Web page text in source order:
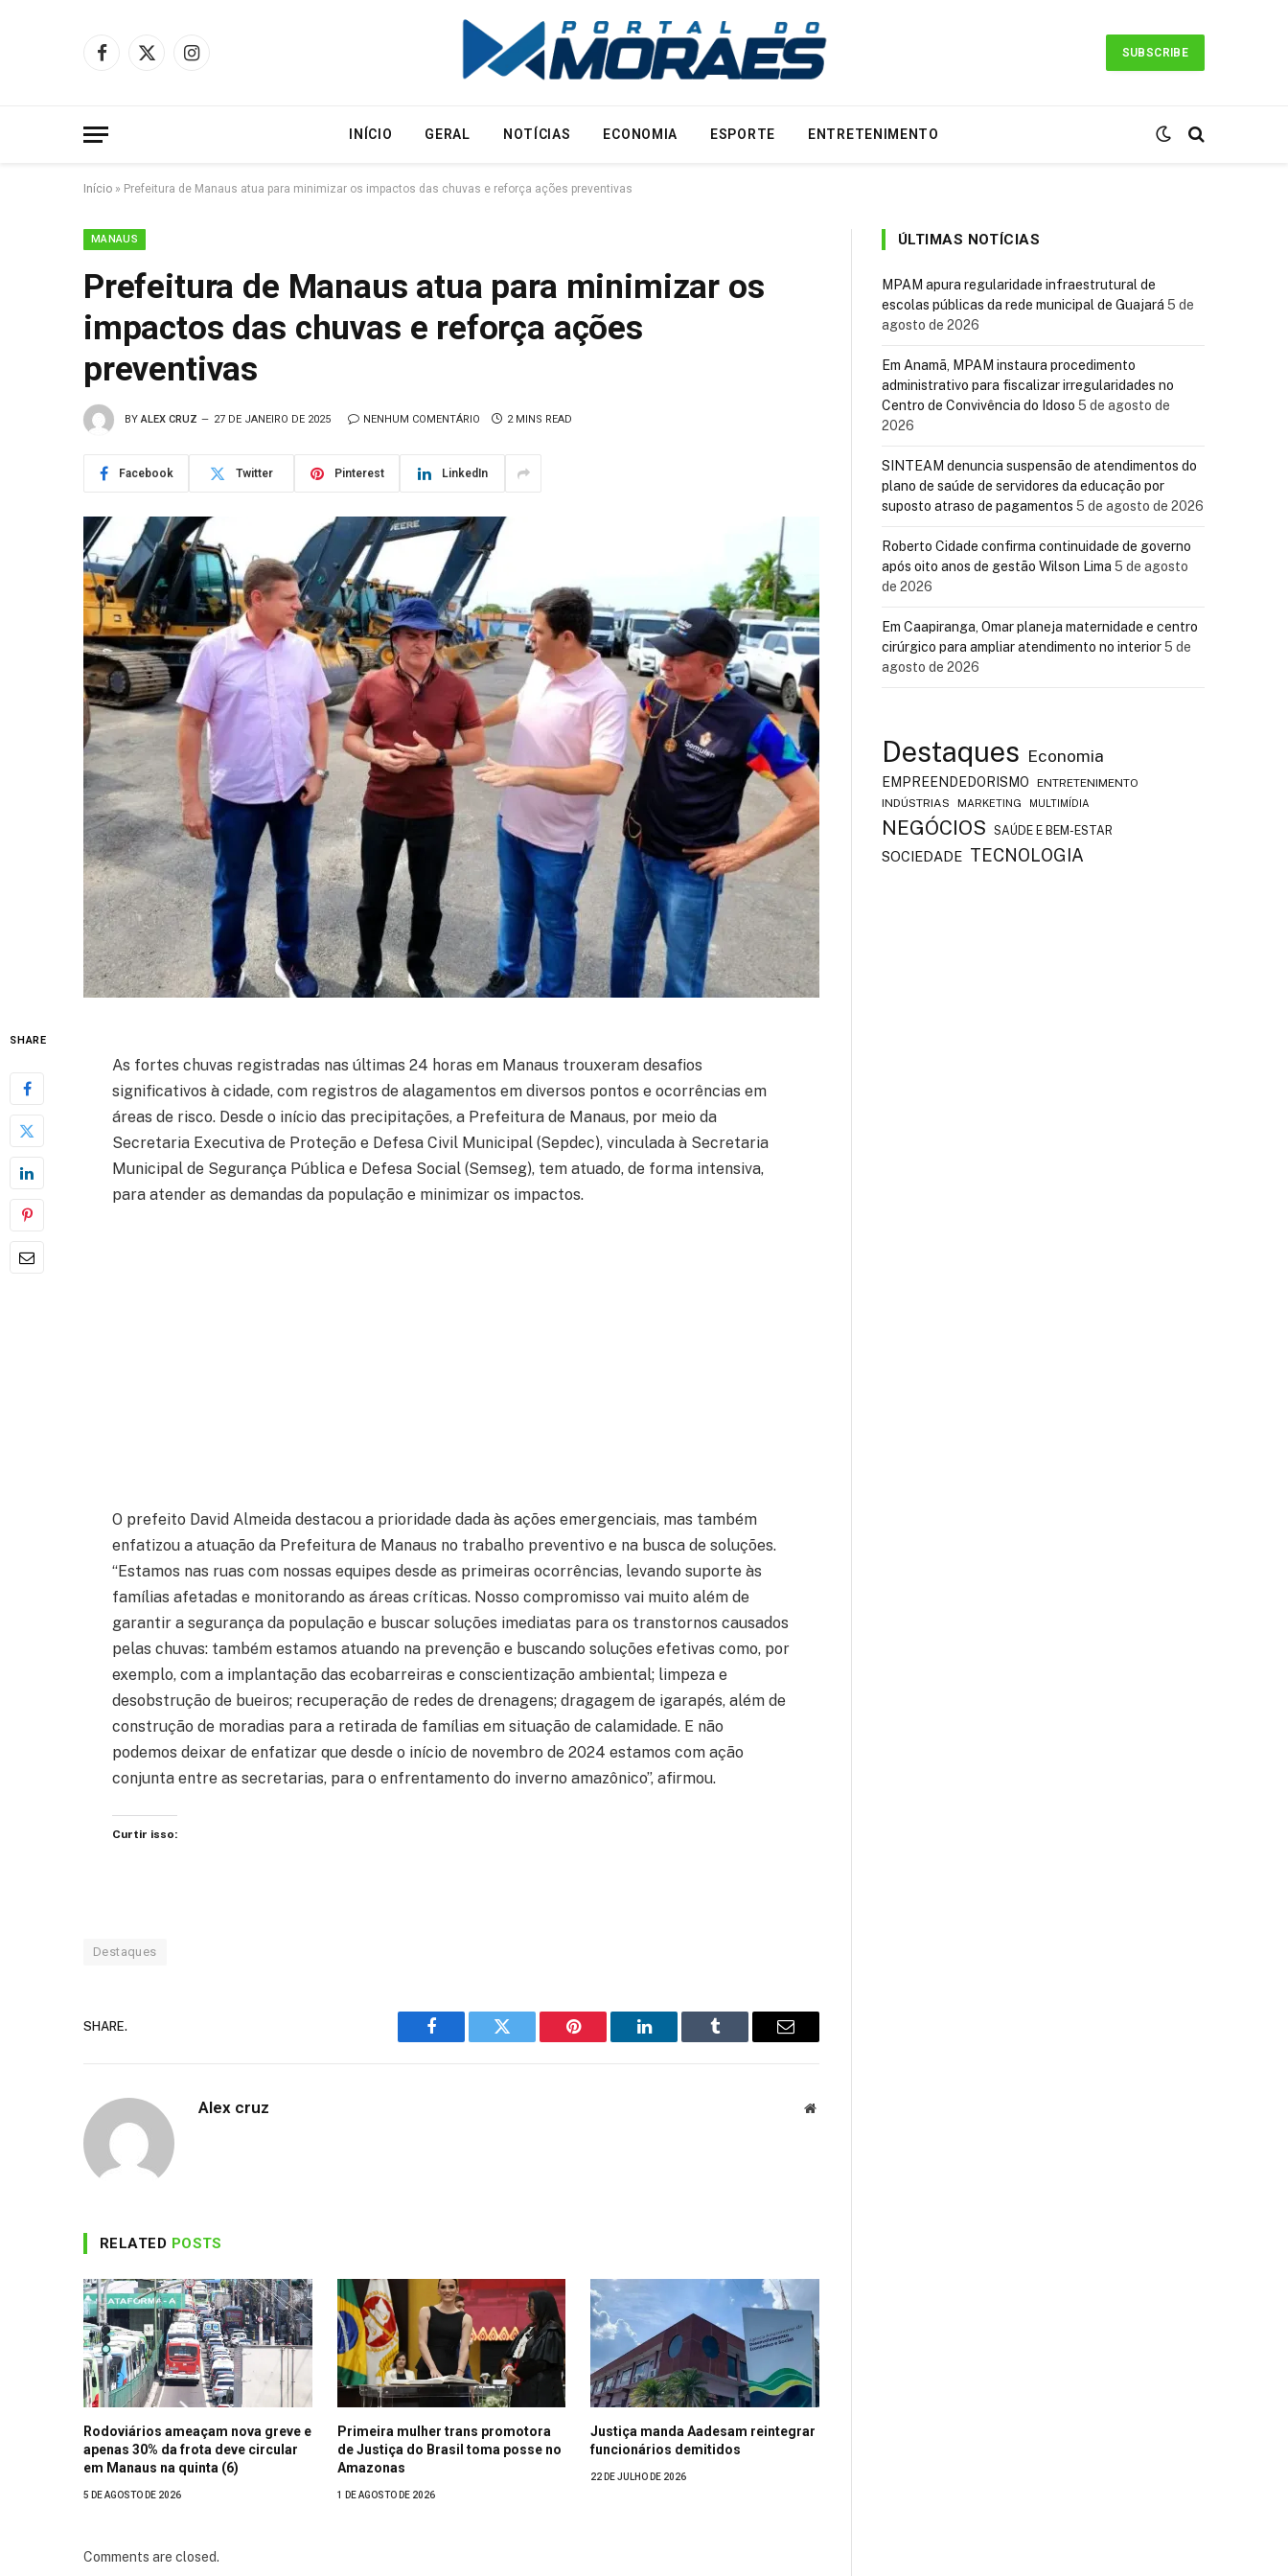
Facebook
X
Instagram
SUBSCRIBE
INÍCIO GERAL NOTÍCIAS ECONOMIA ESPORTE ENTRETENIMENTO
Início » Prefeitura de Manaus atua para minimizar os impactos das chuvas e reforça ações preventivas
MANAUS
Prefeitura de Manaus atua para minimizar os
impactos das chuvas e reforça ações
preventivas
BY ALEX CRUZ 27 DE JANEIRO DE 2025 NENHUM COMENTÁRIO 2 MINS READ
Facebook Twitter Pinterest LinkedIn
SHARE
As fortes chuvas registradas nas últimas 24 horas em Manaus trouxeram desafios
significativos à cidade, com registros de alagamentos em diversos pontos e ocorrências em
áreas de risco. Desde o início das precipitações, a Prefeitura de Manaus, por meio da
Secretaria Executiva de Proteção e Defesa Civil Municipal (Sepdec), vinculada à Secretaria
Municipal de Segurança Pública e Defesa Social (Semseg), tem atuado, de forma intensiva,
para atender as demandas da população e minimizar os impactos.
O prefeito David Almeida destacou a prioridade dada às ações emergenciais, mas também
enfatizou a atuação da Prefeitura de Manaus no trabalho preventivo e na busca de soluções.
“Estamos nas ruas com nossas equipes desde as primeiras ocorrências, levando suporte às
famílias afetadas e monitorando as áreas críticas. Nosso compromisso vai muito além de
garantir a segurança da população e buscar soluções imediatas para os transtornos causados
pelas chuvas: também estamos atuando na prevenção e buscando soluções efetivas como, por
exemplo, com a implantação das ecobarreiras e conscientização ambiental; limpeza e
desobstrução de bueiros; recuperação de redes de drenagens; dragagem de igarapés, além de
construção de moradias para a retirada de famílias em situação de calamidade. E não
podemos deixar de enfatizar que desde o início de novembro de 2024 estamos com ação
conjunta entre as secretarias, para o enfrentamento do inverno amazônico”, afirmou.
Curtir isso:
Destaques
SHARE.
Facebook Twitter Pinterest LinkedIn Tumblr Email
Alex cruz Website
RELATED POSTS
Rodoviários ameaçam nova greve e
apenas 30% da frota deve circular
em Manaus na quinta (6)
5 DE AGOSTO DE 2026
Primeira mulher trans promotora
de Justiça do Brasil toma posse no
Amazonas
1 DE AGOSTO DE 2026
Justiça manda Aadesam reintegrar
funcionários demitidos
22 DE JULHO DE 2026
Comments are closed.
ÚLTIMAS NOTÍCIAS
MPAM apura regularidade infraestrutural de
escolas públicas da rede municipal de Guajará 5 de
agosto de 2026
Em Anamã, MPAM instaura procedimento
administrativo para fiscalizar irregularidades no
Centro de Convivência do Idoso 5 de agosto de
2026
SINTEAM denuncia suspensão de atendimentos do
plano de saúde de servidores da educação por
suposto atraso de pagamentos 5 de agosto de 2026
Roberto Cidade confirma continuidade de governo
após oito anos de gestão Wilson Lima 5 de agosto
de 2026
Em Caapiranga, Omar planeja maternidade e centro
cirúrgico para ampliar atendimento no interior5 de
agosto de 2026
Destaques Economia
EMPREENDEDORISMO
ENTRETENIMENTO
INDÚSTRIAS
MARKETING MULTIMÍDIA
NEGÓCIOS SAÚDE E BEM-ESTAR
SOCIEDADE TECNOLOGIA